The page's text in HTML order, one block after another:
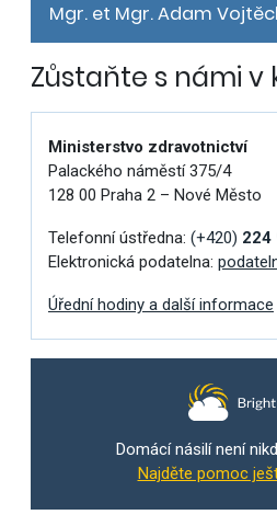
Mgr. et Mgr. Adam
Zůstaňte s námi v
Ministerstvo zdravotnictví
Palackého náměstí 375/4
128 00 Praha 2 – Nové Město
Telefonní ústředna: (+420) 224
Elektronická podatelna:
Úřední hodiny a další informace
Domácí násilí není
Najděte pomoc